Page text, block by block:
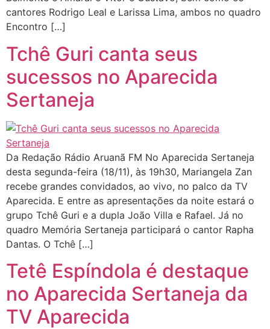
cantores Rodrigo Leal e Larissa Lima, ambos no quadro
Encontro […]
Tchê Guri canta seus
sucessos no Aparecida
Sertaneja
Da Redação Rádio Aruanã FM No Aparecida Sertaneja
desta segunda-feira (18/11), às 19h30, Mariangela Zan
recebe grandes convidados, ao vivo, no palco da TV
Aparecida. E entre as apresentações da noite estará o
grupo Tchê Guri e a dupla João Villa e Rafael. Já no
quadro Memória Sertaneja participará o cantor Rapha
Dantas. O Tchê […]
Tetê Espíndola é destaque
no Aparecida Sertaneja da
TV Aparecida